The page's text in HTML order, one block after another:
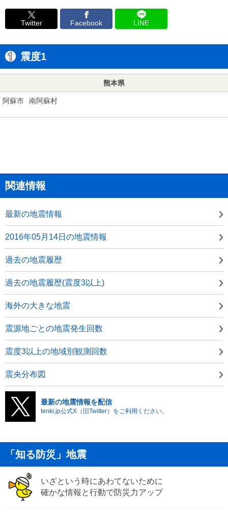
Twitter Facebook LINE
震度1
熊本県
阿蘇市 南阿蘇村
関連情報
最新の地震情報
2016年05月14日の地震情報
過去の地震履歴
過去の地震履歴(震度3以上)
海外の大きな地震
震源地ごとの地震発生回数
震度3以上の地域別観測回数
震央分布図
最新の地震情報を配信
tenki.jp公式X（旧Twitter）をご利用ください。
「知る防災」地震
いざという時にあわてないために
確かな情報と行動で防災力アップ